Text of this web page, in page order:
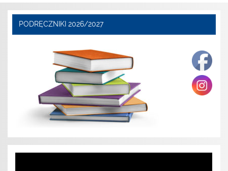
PODRĘCZNIKI 2026/2027